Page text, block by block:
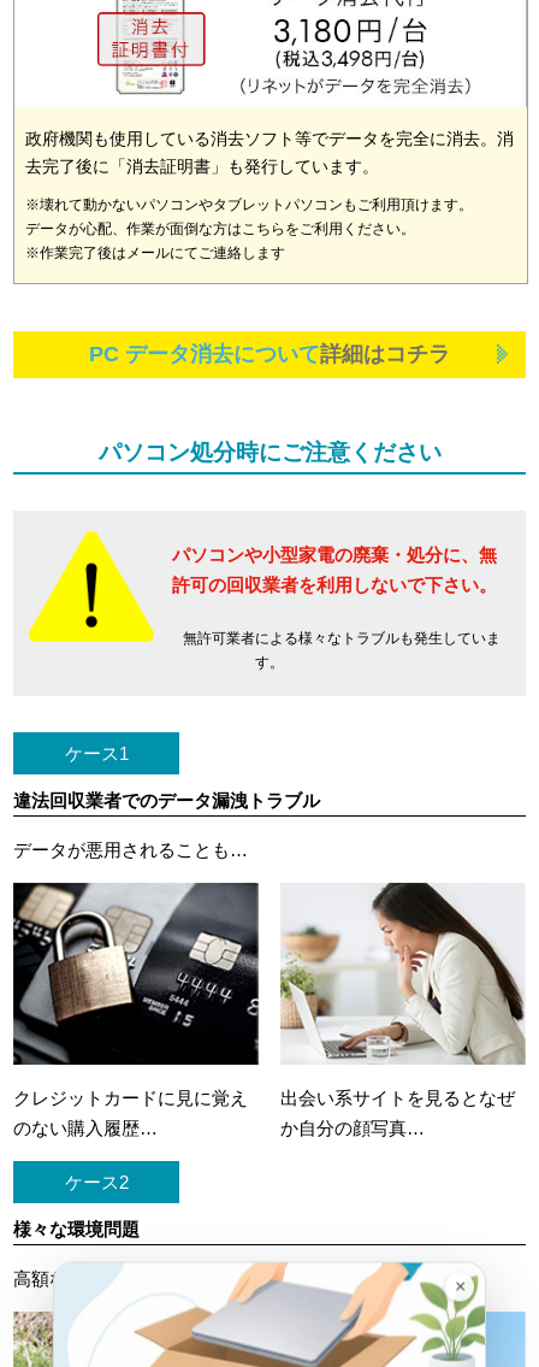
政府機関も使用している消去ソフト等でデータを完全に消去。消
去完了後に「消去証明書」も発行しています。
※壊れて動かないパソコンやタブレットパソコンもご利用頂けます。
データが心配、作業が面倒な方はこちらをご利用ください。
※作業完了後はメールにてご連絡します
PC データ消去について詳細はコチラ
パソコン処分時にご注意ください
パソコンや小型家電の廃棄・処分に、 無
許可の回収業者を利用しないで下さい。
無許可業者による様々なトラブルも発生していま
す。
ケース1
違法回収業者でのデータ漏洩トラブル
データが悪用されることも…
クレジットカードに 見に覚え
のない購入履歴…
出会い系サイトを見ると なぜ
か自分の顔写真…
ケース2
様々な環境問題
高額な処理料金を請求されたケースも… ×